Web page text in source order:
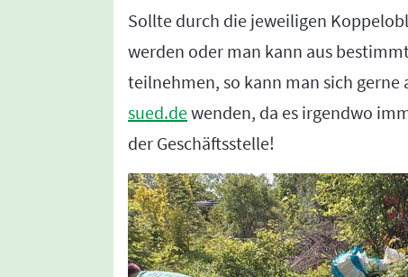
Sollte durch die jeweiligen
werden oder man kann aus
teilnehmen, so kann man sich gerne
sued.dewenden, da es irgendwo
der Geschäftsstelle!